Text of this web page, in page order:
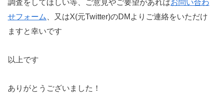
調査をしてほしい等、ご意見やご要望があればお問い合わ
せフォーム
、又はX(元Twitter)のDMよりご連絡をいただけ
ますと幸いです
以上です
ありがとうございました！